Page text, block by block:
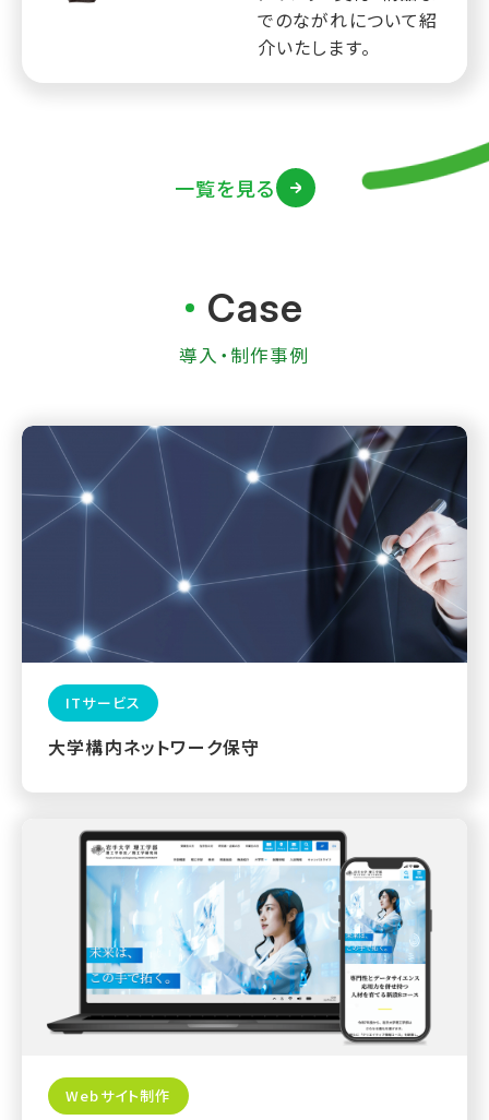
でのながれについて紹
介いたします。
一覧を見る
Case
導入・制作事例
ITサービス
大学構内ネットワーク保守
Webサイト制作